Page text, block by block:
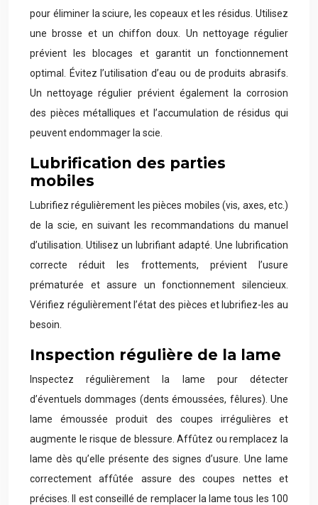
pour éliminer la sciure, les copeaux et les résidus. Utilisez
une brosse et un chiffon doux. Un nettoyage régulier
prévient les blocages et garantit un fonctionnement
optimal. Évitez l’utilisation d’eau ou de produits abrasifs.
Un nettoyage régulier prévient également la corrosion
des pièces métalliques et l’accumulation de résidus qui
peuvent endommager la scie.
Lubrification des parties
mobiles
Lubrifiez régulièrement les pièces mobiles (vis, axes, etc.)
de la scie, en suivant les recommandations du manuel
d’utilisation. Utilisez un lubrifiant adapté. Une lubrification
correcte réduit les frottements, prévient l’usure
prématurée et assure un fonctionnement silencieux.
Vérifiez régulièrement l’état des pièces et lubrifiez-les au
besoin.
Inspection régulière de la lame
Inspectez régulièrement la lame pour détecter
d’éventuels dommages (dents émoussées, fêlures). Une
lame émoussée produit des coupes irrégulières et
augmente le risque de blessure. Affûtez ou remplacez la
lame dès qu’elle présente des signes d’usure. Une lame
correctement affûtée assure des coupes nettes et
précises. Il est conseillé de remplacer la lame tous les 100